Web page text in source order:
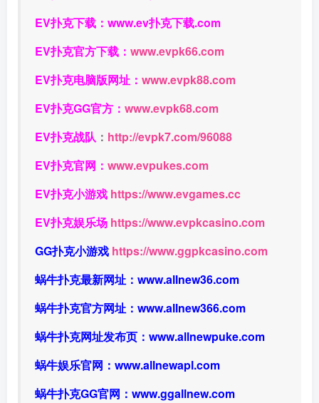
EV扑克下载： www.ev扑克下载.com
EV扑克官方下载： www.evpk66.com
EV扑克电脑版网址： www.evpk88.com
EV扑克GG官方： www.evpk68.com
EV扑克战队 ： http://evpk7.com/96088
EV扑克官网： www.evpukes.com
EV扑克小游戏 https://www.evgames.cc
EV扑克娱乐场 https://www.evpkcasino.com
GG扑克小游戏 https://www.ggpkcasino.com
蜗牛扑克最新网址： www.allnew36.com
蜗牛扑克官方网址： www.allnew366.com
蜗牛扑克网址发布页： www.allnewpuke.com
蜗牛娱乐官网： www.allnewapl.com
蜗牛扑克GG官网： www.ggallnew.com